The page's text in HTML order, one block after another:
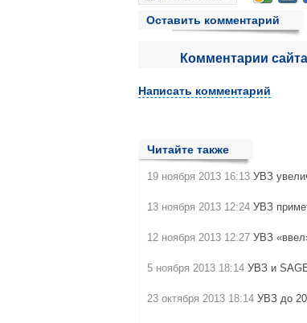
Оставить комментарий
Комментарии сайта
Написать комментарий
Читайте также
19 ноября 2013 16:13 УВЗ
13 ноября 2013 12:24 УВЗ
12 ноября 2013 12:27 УВЗ
5 ноября 2013 18:14 УВЗ и
23 октября 2013 18:14 УВЗ до